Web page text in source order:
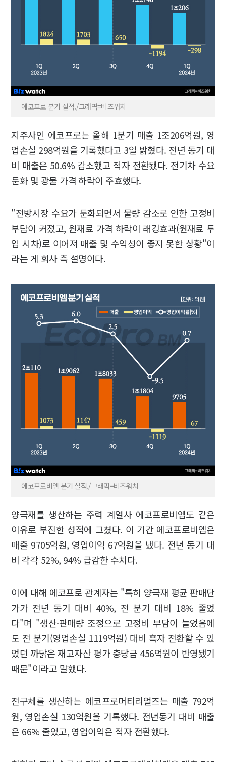
에코프로 분기 실적./그래픽=비즈워치
지주사인 에코프로는 올해 1분기 매출 1조206억원, 영
업손실 298억원을 기록했다고 3일 밝혔다. 전년 동기 대
비 매출은 50.6% 감소했고 적자 전환됐다. 전기차 수요
둔화 및 광물 가격 하락이 주효했다.
"전방시장 수요가 둔화되면서 물량 감소로 인한 고정비
부담이 커졌고, 원재료 가격 하락이 래깅효과(원재료 투
입 시차)로 이어져 매출 및 수익성이 좋지 못한 상황"이
라는 게 회사 측 설명이다.
에코프로비엠 분기 실적./그래픽=비즈워치
양극재를 생산하는 주력 계열사 에코프로비엠도 같은
이유로 부진한 성적에 그쳤다. 이 기간 에코프로비엠은
매출 9705억원, 영업이익 67억원을 냈다. 전년 동기 대
비 각각 52%, 94% 급감한 수치다.
이에 대해 에코프로 관계자는 "특히 양극재 평균 판매단
가가 전년 동기 대비 40%, 전 분기 대비 18% 줄었
다"며 "생산·판매량 조정으로 고정비 부담이 늘었음에
도 전 분기(영업손실 1119억원) 대비 흑자 전환할 수 있
었던 까닭은 재고자산 평가 충당금 456억원이 반영됐기
때문"이라고 말했다.
전구체를 생산하는 에코프로머티리얼즈는 매출 792억
원, 영업손실 130억원을 기록했다. 전년동기 대비 매출
은 66% 줄었고, 영업이익은 적자 전환했다.